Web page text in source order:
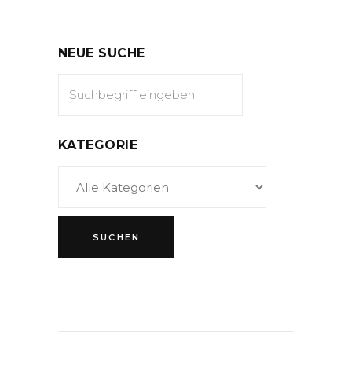
NEUE SUCHE
KATEGORIE